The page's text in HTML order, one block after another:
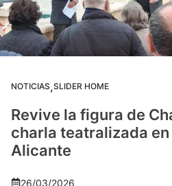
NOTICIAS,SLIDER HOME
Revive la figura de
charla teatralizada
Alicante
26/03/2026